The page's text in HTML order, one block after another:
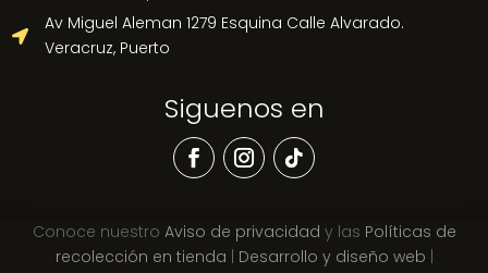

Av Miguel Aleman 1279 Esquina Calle Alvarado.
Veracruz, Puerto
Siguenos en
Conoce nuestro Aviso de privacidad y las Políticas de
recolección en tienda
Desarrollo y diseño web